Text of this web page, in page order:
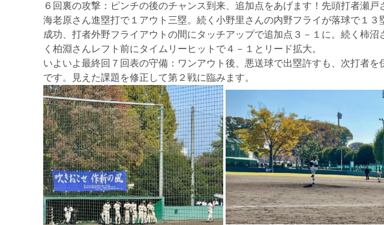
６回裏の攻撃：ピンチの後のチャンス到来、追加点をあげます！先頭打者瀬戸
海老原さん進塁打で１アウト三塁。続く小野里さんの内野フライが落球で１
成功、打者外野フライアウトの間にタッチアップで追加点３－１に。続く柿
く柏淵さんレフト前にタイムリーヒットで４－１とリード拡大。
いよいよ最終回７回表の守備：ワンアウト後、悪送球で出塁許すも、次打者
です。見えた課題を修正して第２戦に臨みます。